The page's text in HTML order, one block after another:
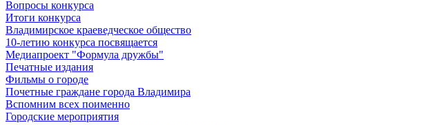
Вопросы конкурса
Итоги конкурса
Владимирское краеведческое общество
10-летию конкурса посвящается
Медиапроект "Формула дружбы"
Печатные издания
Фильмы о городе
Почетные граждане города Владимира
Вспомним всех поименно
Городские мероприятия